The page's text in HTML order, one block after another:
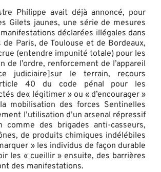
Philippe avait déjà annoncé, pour
Gilets jaunes, une série de mesures
déclarées illégales dans
Paris, de Toulouse et de Bordeaux,
(entendre impunité totale) pour les
de l’ordre, renforcement de l’appareil
judiciaire]sur le terrain, recours
40 du code pénal pour les
de« légitimer » ou « d’encourager »
mobilisation des forces Sentinelles
l’utilisation d’un arsenal répressif
comme des brigades anti-casseurs,
de produits chimiques indélébiles
» les individus de façon durable
les « cueillir » ensuite, des barrières
des manifestations.